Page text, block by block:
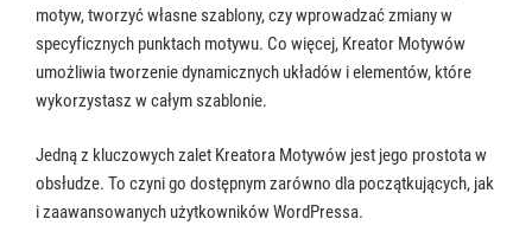
motyw, tworzyć własne szablony, czy wprowadzać zmiany w
specyficznych punktach motywu. Co więcej, Kreator Motywów
umożliwia tworzenie dynamicznych układów i elementów, które
wykorzystasz w całym szablonie.
Jedną z kluczowych zalet Kreatora Motywów jest jego prostota w
obsłudze. To czyni go dostępnym zarówno dla początkujących, jak
i zaawansowanych użytkowników WordPressa.